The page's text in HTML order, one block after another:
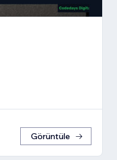
Görüntüle